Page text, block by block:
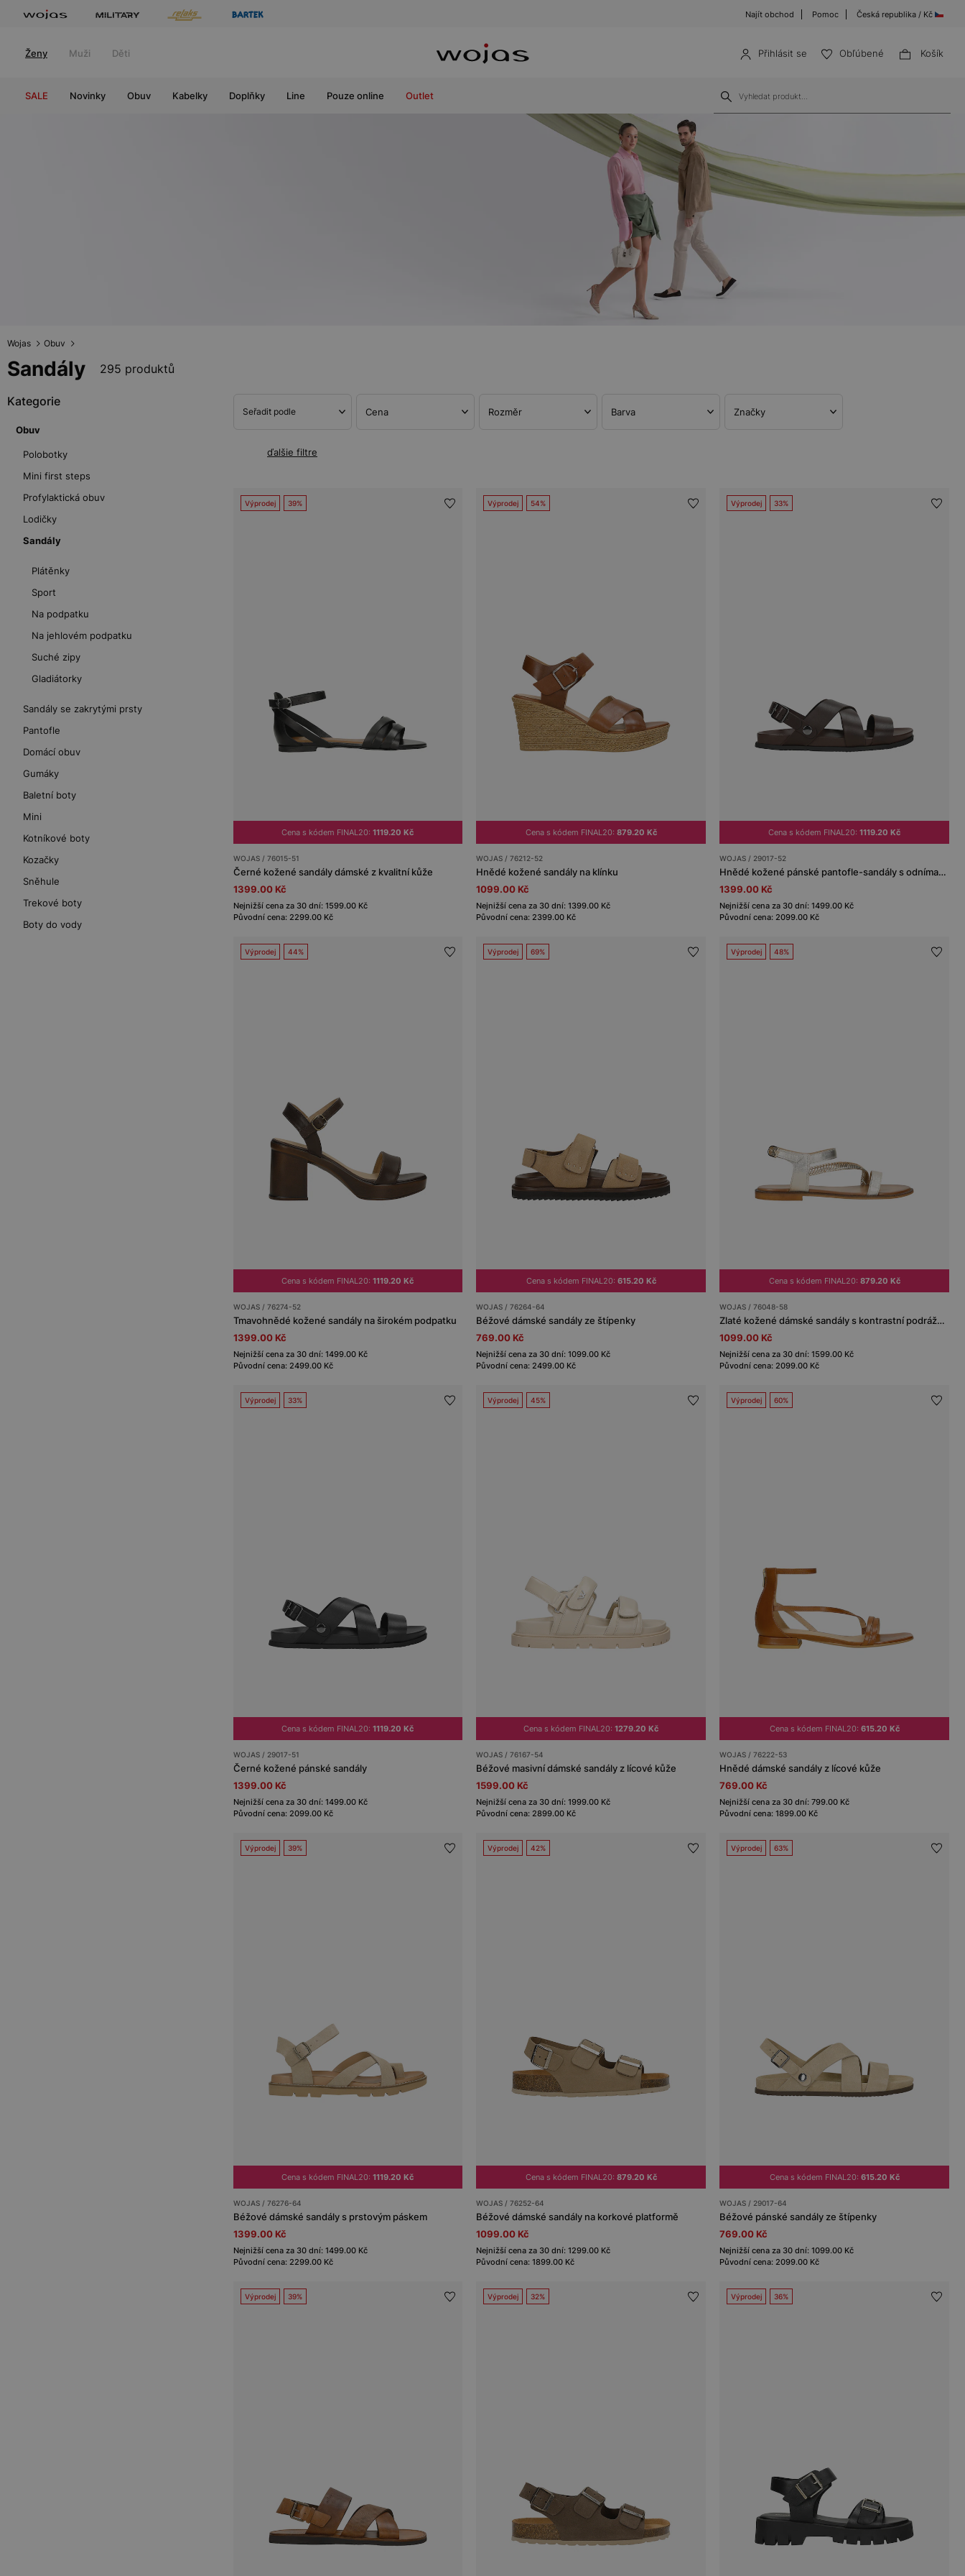
Najít obchod Pomoc Česká republika / Kč
Ženy Muži Děti Přihlásit se Obľúbené Košík
SALE Novinky Obuv Kabelky Doplňky Line Pouze online Outlet
Wojas Obuv
Sandály 295 produktů
Kategorie
Obuv
Polobotky
Mini first steps
Profylaktická obuv
Lodičky
Sandály
Plátěnky
Sport
Na podpatku
Na jehlovém podpatku
Suché zipy
Gladiátorky
Sandály se zakrytými prsty
Pantofle
Domácí obuv
Gumáky
Baletní boty
Mini
Kotníkové boty
Kozačky
Sněhule
Trekové boty
Boty do vody
Seřadit podle Cena Rozměr Barva Značky
ďalšie filtre
Výprodej 39%
Cena s kódem FINAL20:1119.20 Kč
WOJAS / 76015-51
Černé kožené sandály dámské z kvalitní kůže
1399.00 Kč
Nejnižší cena za 30 dní: 1599.00 Kč
Původní cena: 2299.00 Kč
Výprodej 54%
Cena s kódem FINAL20: 879.20 Kč
WOJAS / 76212-52
Hnědé kožené sandály na klínku
1099.00 Kč
Nejnižší cena za 30 dní: 1399.00 Kč
Původní cena: 2399.00 Kč
Výprodej 33%
Cena s kódem FINAL20:1119.20 Kč
WOJAS / 29017-52
Hnědé kožené pánské pantofle-sandály s odnímatelným páskem 2v1
1399.00 Kč
Nejnižší cena za 30 dní: 1499.00 Kč
Původní cena: 2099.00 Kč
Výprodej 44%
Cena s kódem FINAL20:1119.20 Kč
WOJAS / 76274-52
Tmavohnědé kožené sandály na širokém podpatku
1399.00 Kč
Nejnižší cena za 30 dní: 1499.00 Kč
Původní cena: 2499.00 Kč
Výprodej 69%
Cena s kódem FINAL20: 615.20 Kč
WOJAS / 76264-64
Béžové dámské sandály ze štípenky
769.00 Kč
Nejnižší cena za 30 dní: 1099.00 Kč
Původní cena: 2499.00 Kč
Výprodej 48%
Cena s kódem FINAL20: 879.20 Kč
WOJAS / 76048-58
Zlaté kožené dámské sandály s kontrastní podrážkou
1099.00 Kč
Nejnižší cena za 30 dní: 1599.00 Kč
Původní cena: 2099.00 Kč
Výprodej 33%
Cena s kódem FINAL20:1119.20 Kč
WOJAS / 29017-51
Černé kožené pánské sandály
1399.00 Kč
Nejnižší cena za 30 dní: 1499.00 Kč
Původní cena: 2099.00 Kč
Výprodej 45%
Cena s kódem FINAL20:1279.20 Kč
WOJAS / 76167-54
Béžové masivní dámské sandály z lícové kůže
1599.00 Kč
Nejnižší cena za 30 dní: 1999.00 Kč
Původní cena: 2899.00 Kč
Výprodej 60%
Cena s kódem FINAL20: 615.20 Kč
WOJAS / 76222-53
Hnědé dámské sandály z lícové kůže
769.00 Kč
Nejnižší cena za 30 dní: 799.00 Kč
Původní cena: 1899.00 Kč
Výprodej 39%
Cena s kódem FINAL20:1119.20 Kč
WOJAS / 76276-64
Béžové dámské sandály s prstovým páskem
1399.00 Kč
Nejnižší cena za 30 dní: 1499.00 Kč
Původní cena: 2299.00 Kč
Výprodej 42%
Cena s kódem FINAL20: 879.20 Kč
WOJAS / 76252-64
Béžové dámské sandály na korkové platformě
1099.00 Kč
Nejnižší cena za 30 dní: 1299.00 Kč
Původní cena: 1899.00 Kč
Výprodej 63%
Cena s kódem FINAL20: 615.20 Kč
WOJAS / 29017-64
Béžové pánské sandály ze štípenky
769.00 Kč
Nejnižší cena za 30 dní: 1099.00 Kč
Původní cena: 2099.00 Kč
Výprodej 39% Výprodej 32% Výprodej 36%